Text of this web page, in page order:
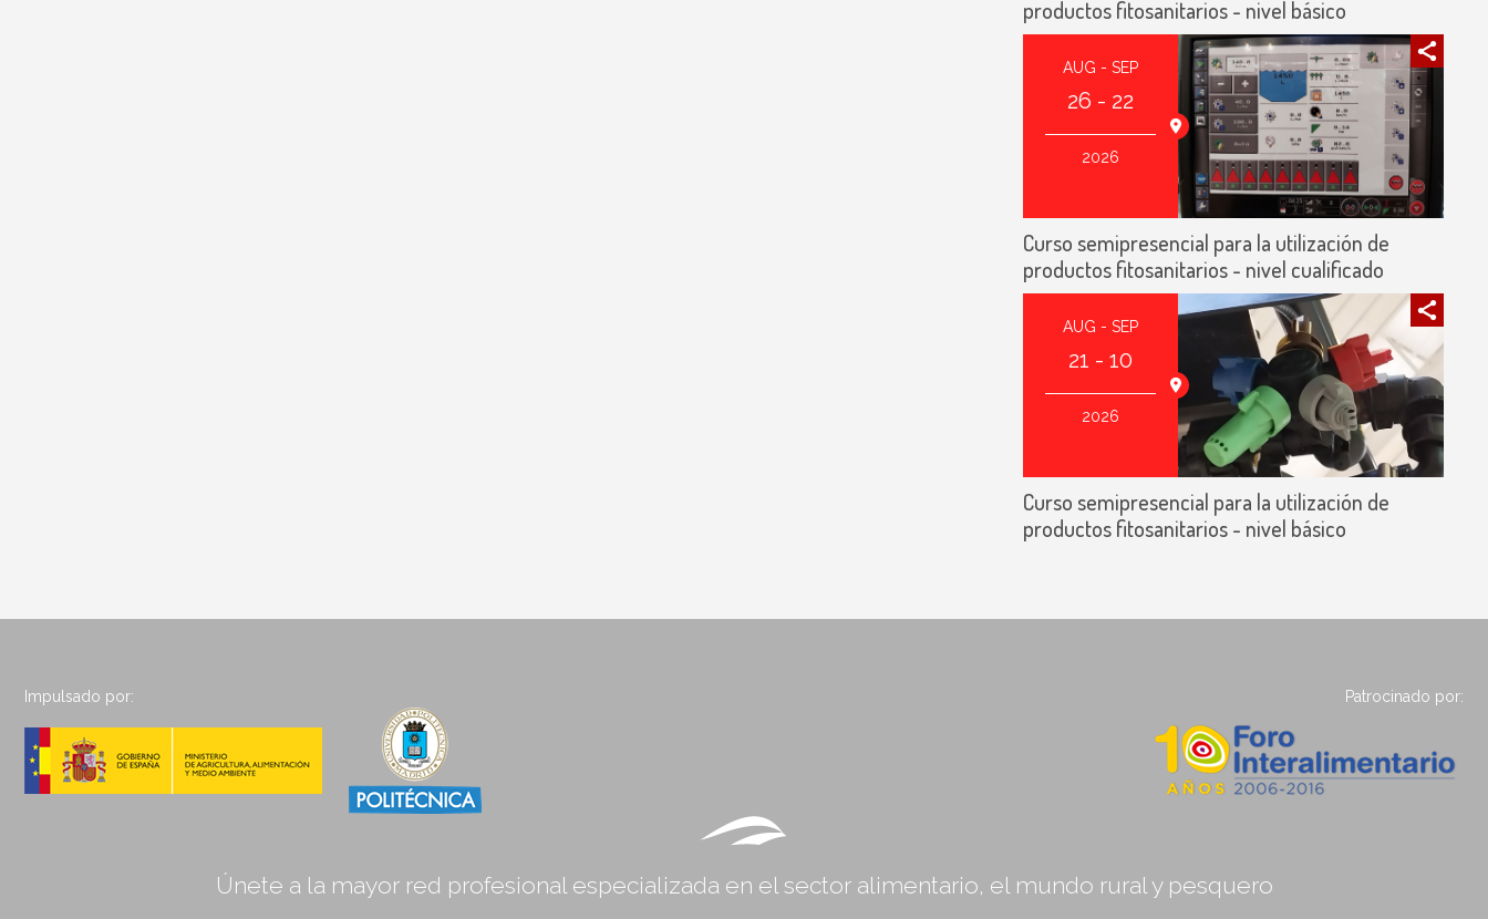
productos fitosanitarios - nivel básico
AUG - SEP
26 - 22
2026
Curso semipresencial para la utilización de
productos fitosanitarios - nivel cualificado
AUG - SEP
21 - 10
2026
Curso semipresencial para la utilización de
productos fitosanitarios - nivel básico
Impulsado por: Patrocinado por:
Únete a la mayor red profesional especializada en el sector alimentario, el mundo rural y pesquero